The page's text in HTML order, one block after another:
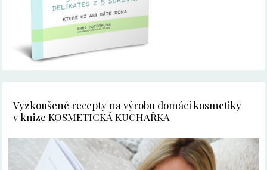
Vyzkoušené recepty na výrobu domácí kosmetiky
v knize KOSMETICKÁ KUCHAŘKA